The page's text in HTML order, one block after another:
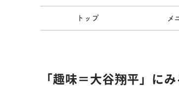
トップ メ
「趣味＝大谷翔平」に